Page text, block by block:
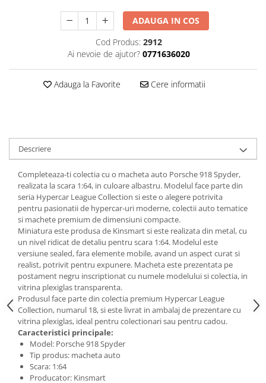
Animale miniaturale
Papusi miniaturale
MACHETE AUTO SCARA 1:43
Machete Politie / Carabinieri 1:43
Machete Auto Civile la Scara 1:43 –
Machete Prezidentiale 1:43
Machete Raliu 1:43 – Miniaturi
Oficiale și Replici Mașini de Raliu
Machete SUV-uri 1:43 – Miniaturi
Off-Road si Vehicule 4x4
Machete Taxi 1:43
Machete Van-uri si Dubite 1:43 –
Miniaturi Autoutilitare si Vehicule
Comerciale
Muscle Cars / Sport 1:43
MACHETE AUTO ROMANESTI
Machete Auto Romanesti 1:43
Machete Auto Romanesti 1:18
Machete Auto Romanesti 1:24
MACHETE AUTO SCARA 1:24
ADAUGA IN COS
Cod Produs: 2912
Ai nevoie de ajutor? 0771636020
Adauga la Favorite Cere informatii
Descriere
Completeaza-ti colectia cu o macheta auto Porsche 918 Spyder,
realizata la scara 1:64, in culoare albastru. Modelul face parte din
seria Hypercar League Collection si este o alegere potrivita
pentru pasionatii de hypercar-uri moderne, colectii auto tematice
si machete premium de dimensiuni compacte.
Miniatura este produsa de Kinsmart si este realizata din metal, cu
un nivel ridicat de detaliu pentru scara 1:64. Modelul este
versiune sealed, fara elemente mobile, avand un aspect curat si
realist, potrivit pentru expunere. Macheta este prezentata pe
postament negru inscriptionat cu numele modelului si colectia, in
vitrina plexiglas transparenta.
Produsul face parte din colectia premium Hypercar League
Collection, numarul 18, si este livrat in ambalaj de prezentare cu
vitrina plexiglas, ideal pentru colectionari sau pentru cadou.
Caracteristici principale:
Model: Porsche 918 Spyder
Tip produs: macheta auto
Scara: 1:64
Producator: Kinsmart